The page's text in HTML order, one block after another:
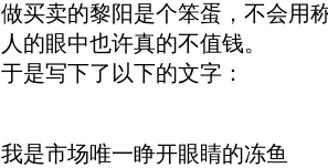
做买卖的黎阳是个笨蛋，不会用
人的眼中也许真的不值钱。
于是写下了以下的文字：
我是市场唯一睁开眼睛的冻鱼